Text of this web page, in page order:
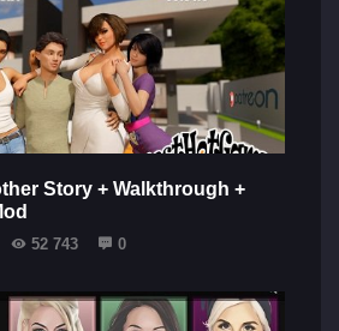
Story + Walkthrough +
52 743 0